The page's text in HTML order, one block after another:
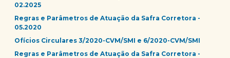
02.2025
Regras e Parâmetros de Atuação da Safra Corretora -
05.2020
Ofícios Circulares 3/2020-CVM/SMI e 6/2020-CVM/SMI
Regras e Parâmetros de Atuação da Safra Corretora -